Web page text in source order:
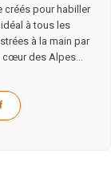
créés pour habiller
à tous les
à la main par
des Alpes...